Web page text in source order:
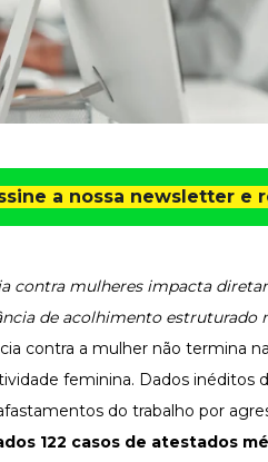
e Negócios
e Liderança
Produto
Gratuitos
a nossa newsletter e
contra mulheres impacta
de acolhimento estruturado
contra a mulher não termina
feminina. Dados inéditos
do trabalho por
122 casos de atestados